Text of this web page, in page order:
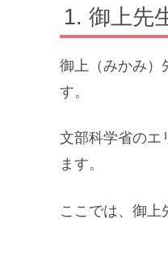
御上先
御上（みかみ）
す。
文部科学省のエ
ます。
ここでは、御上